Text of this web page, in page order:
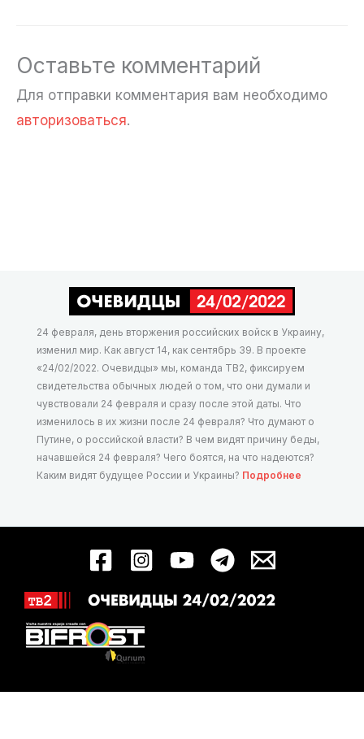
Оставьте комментарий
Для отправки комментария вам необходимо
авторизоваться.
24 февраля, день вторжения российских войск в Украину,
изменил мир. Как август 14, как сентябрь 39. В проекте
«24/02/2022. Очевидцы» мы, команда ТВ2, фиксируем
свидетельства обычных людей о том, что они думали и
чувствовали 24 февраля и сразу после этой даты. Что
изменилось в их жизни после 24 февраля? Что думают о
Путине, о российской власти? В чем видят причину беды,
начавшейся 24 февраля? Чего боятся, на что надеются?
Каким видят будущее России и Украины? Подробнее